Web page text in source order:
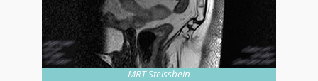
MRT Steissbein